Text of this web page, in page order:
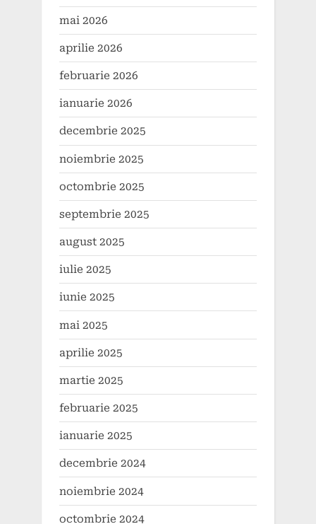
mai 2026
aprilie 2026
februarie 2026
ianuarie 2026
decembrie 2025
noiembrie 2025
octombrie 2025
septembrie 2025
august 2025
iulie 2025
iunie 2025
mai 2025
aprilie 2025
martie 2025
februarie 2025
ianuarie 2025
decembrie 2024
noiembrie 2024
octombrie 2024